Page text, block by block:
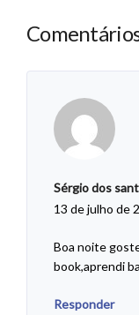
Sérgio dos
13 de julho de
Boa noite
book,aprendi
Responder